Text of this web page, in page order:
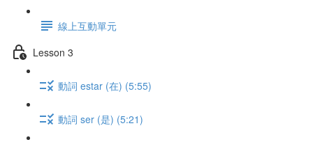
線上互動單元
Lesson 3
動詞 estar (在) (5:55)
動詞 ser (是) (5:21)